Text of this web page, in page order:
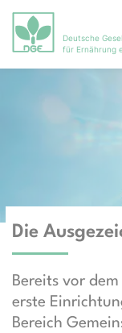
Deutsche
für Ernährung
Die
Bereits vor
erste
Bereich